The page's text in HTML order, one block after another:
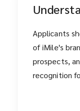
Applicants
of iMile's
prospects,
recognition